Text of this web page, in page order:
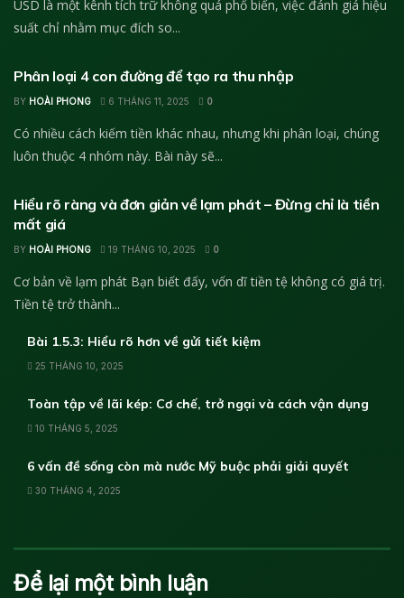
USD là một kênh tích trữ không quá phổ biến, việc đánh giá hiệu
suất chỉ nhằm mục đích so...
Phân loại 4 con đường để tạo ra thu nhập
BY HOÀI PHONG 6 THÁNG 11, 2025 0
Có nhiều cách kiếm tiền khác nhau, nhưng khi phân loại, chúng
luôn thuộc 4 nhóm này. Bài này sẽ...
Hiểu rõ ràng và đơn giản về lạm phát – Đừng chỉ là tiền
mất giá
BY HOÀI PHONG 19 THÁNG 10, 2025 0
Cơ bản về lạm phát Bạn biết đấy, vốn dĩ tiền tệ không có giá trị.
Tiền tệ trở thành...
Bài 1.5.3: Hiểu rõ hơn về gửi tiết kiệm
25 THÁNG 10, 2025
Toàn tập về lãi kép: Cơ chế, trở ngại và cách vận dụng
10 THÁNG 5, 2025
6 vấn đề sống còn mà nước Mỹ buộc phải giải quyết
30 THÁNG 4, 2025
Để lại một bình luận